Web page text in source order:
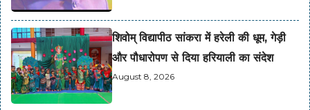
शिवोम् विद्यापीठ सांकरा में हरेली की धूम, गेड़ी
और पौधारोपण से दिया हरियाली का संदेश
August 8, 2026